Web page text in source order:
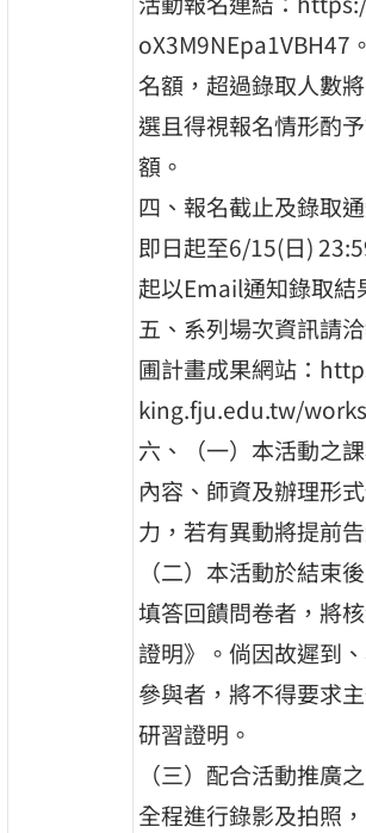
oX3M9NEpa1VBH47
名額，超過錄取人數
選且得視報名情形酌
額。
四、報名截止及錄取通
即日起至6/15(日)
起以Email通知錄取結
五、系列場次資訊請
圃計畫成果網站：
king.fju.edu.tw/
六、（一）本活動之
內容、師資及辦理形
力，若有異動將提前告
（二）本活動於結束
填答回饋問卷者，將
證明》。倘因故遲到
參與者，將不得要求
研習證明。
（三）配合活動推廣
全程進行錄影及拍照